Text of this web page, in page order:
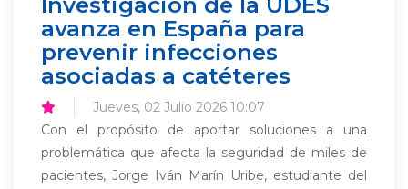
avanza en España para
prevenir infecciones
asociadas a catéteres
Jueves, 02 Julio 2026 10:07
Con el propósito de aportar soluciones a una
problemática que afecta la seguridad de miles de
pacientes, Jorge Iván Marín Uribe, estudiante del